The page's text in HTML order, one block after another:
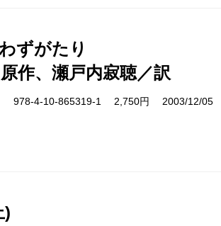
ずがたり
作、瀬戸内寂聴／訳
978-4-10-865319-1 2,750円 2003/12/05
)